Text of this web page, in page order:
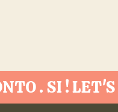
. SI !